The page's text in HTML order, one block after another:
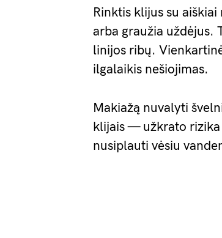
Rinktis klijus su
arba graužia uždėjus.
linijos ribų.
ilgalaikis nešiojimas.
Makiažą nuvalyti
klijais — užkrato rizika
nusiplauti vėsiu